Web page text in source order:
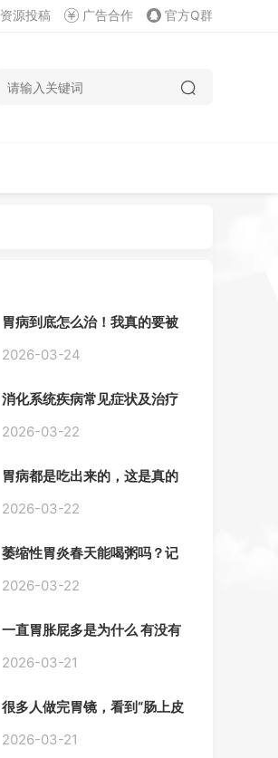
资源投稿 广告合作 官方Q群
胃病到底怎么治！我真的要被
2026-03-24
消化系统疾病常见症状及治疗
案
2026-03-22
胃病都是吃出来的，这是真的
2026-03-22
萎缩性胃炎春天能喝粥吗？记
2026-03-22
一直胃胀屁多是为什么 有没有
2026-03-21
很多人做完胃镜，看到“肠上皮
己上网查又吓睡不着，到底严
2026-03-21